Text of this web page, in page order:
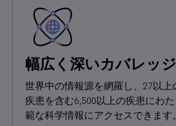
幅広く深いカバレッジ
世界中の情報源を網羅し、27以
疾患を含む6,500以上の疾患にわ
範な科学情報にアクセスできます。